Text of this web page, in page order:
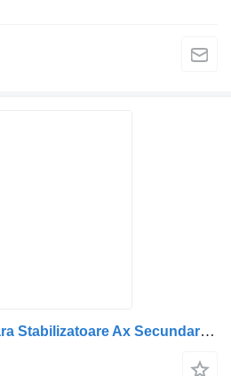
Barra stabilizzatrice Bara Stabilizatoare Ax Secundar per camion Volvo 70321662